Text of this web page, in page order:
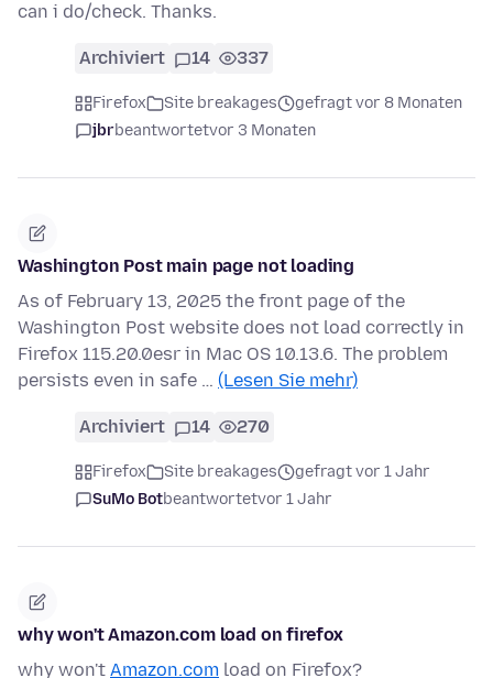
can i do/check. Thanks.
Archiviert 14 337
Firefox Site breakages
gefragt vor 8 Monaten
jbrbeantwortetvor 3 Monaten
Washington Post main page not loading
As of February 13, 2025 the front page of the
Washington Post website does not load correctly in
Firefox 115.20.0esr in Mac OS 10.13.6. The problem
persists even in safe … (Lesen Sie mehr)
Archiviert 14 270
Firefox Site breakages
gefragt vor 1 Jahr
SuMo Botbeantwortetvor 1 Jahr
why won't Amazon.com load on firefox
why won't Amazon.com load on Firefox?